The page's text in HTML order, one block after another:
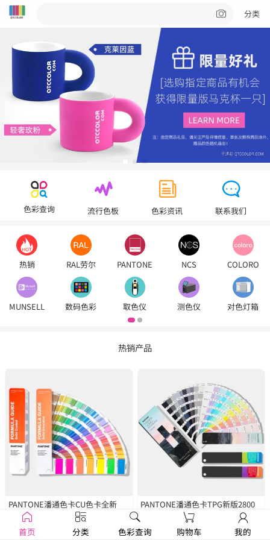
分类
色彩查询 流行色板 色彩资讯 联系我们
热销 RAL劳尔 PANTONE NCS COLORO
MUNSELL 数码色彩 取色仪 测色仪 对色灯箱
热销产品
PANTONE潘通色卡CU色卡全新
2390色
￥1250
PANTONE潘通色卡TPG新版2800
FHIP110C
￥1679
首页 分类 色彩查询 购物车 我的